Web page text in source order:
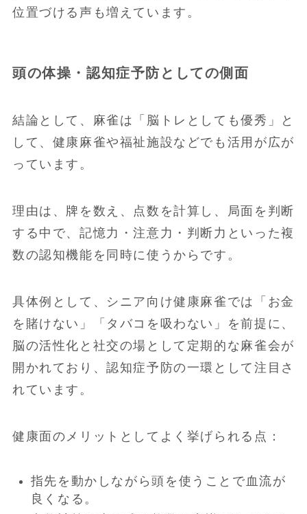
位置づける声も増えています。
頭の体操・認知症予防としての側面
結論として、麻雀は「脳トレとしても優秀」と
して、健康麻雀や福祉施設などでも活用が広が
っています。
理由は、牌を数え、点数を計算し、局面を判断
する中で、記憶力・注意力・判断力といった複
数の認知機能を同時に使うからです。
具体例として、シニア向け健康麻雀では「お金
を賭けない」「タバコを吸わない」を前提に、
脳の活性化と社交の場として定期的な麻雀会が
開かれており、認知症予防の一環として注目さ
れています。
健康面のメリットとしてよく挙げられる点：
指先を動かしながら頭を使うことで血流が
良くなる。